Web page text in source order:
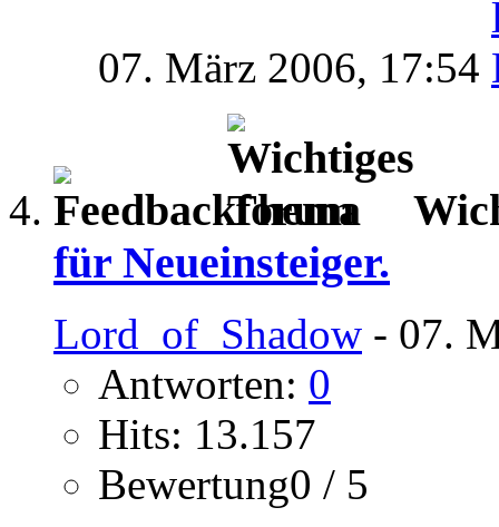
07. März 2006, 17:54
für Neueinsteiger.
Lord_of_Shadow - 07.
Antworten: 0
Hits: 13.157
Bewertung0 / 5